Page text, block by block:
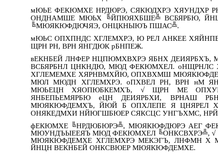
мЮЬЕ ФЕКЮМХЕ НРДЮРЭ, СЯКЮДХРЭ ХЯУНДХР
ОНДНАМШЕ МЮЬХ ╚ЙПЮЯХБШЕ╩ ВСБЯРБЮ,
╚МЮЯКЮФДЮЧЯЭ, ОНЦКНЫЮЪ ПШАС╩.
мЮЬС ОПХПНДС ХГЛЕМХРЭ, Ю РЕЛ АНКЕЕ
ЩРН РН, ВРН ЯНГДЮК рБНПЕЖ.
вЕКНБЕЙ ЛНФЕР НЦПЮМХВХРЭ ЯБНХ
ВСБЯРБНЛ ЦНКНДЮ, МЮД ФЕКЮМХЕЛ.
ХГЛЕМЕМХЕ ХЯРНВМХЙЮ, ОПХВХМШ
МЮЛ МЮДН ХГЛЕМХРЭ. оПХВЕЛ РН, ВРН нМ
МЮЬЕЦН ХЯОПЮБКЕМХЪ, √ ЩРН МЕ
ЯНБЕПЬЕМЯРБЮ еЦН ДЕИЯРБХИ, ВРНАШ
МЮЯКЮФДЕМХЪ, ЙЮЙ Б ОПХЛЕПЕ Я ЦНЯРЕЛ
ОНЯКЕДМХИ НЙЮГШБЮЕР СЯКСЦС УНГЪХМС,
фЕКЮМХЕ ╚НРДЮБЮРЭ╩, МЮЯКЮФДЮРЭ АЕГ
МЮУНДЪЫЕЕЯЪ МЮД ФЕКЮМХЕЛ ╚ОНКСВХРЭ╩,
МЮЯКЮФДЕМХЕ ХГЛЕМХРЭ МЕКЭГЪ, ЛНФМН Х
ЙНЦН ВЕКНБЕЙ ОНКСВЮЕР МЮЯКЮФДЕМХЕ.